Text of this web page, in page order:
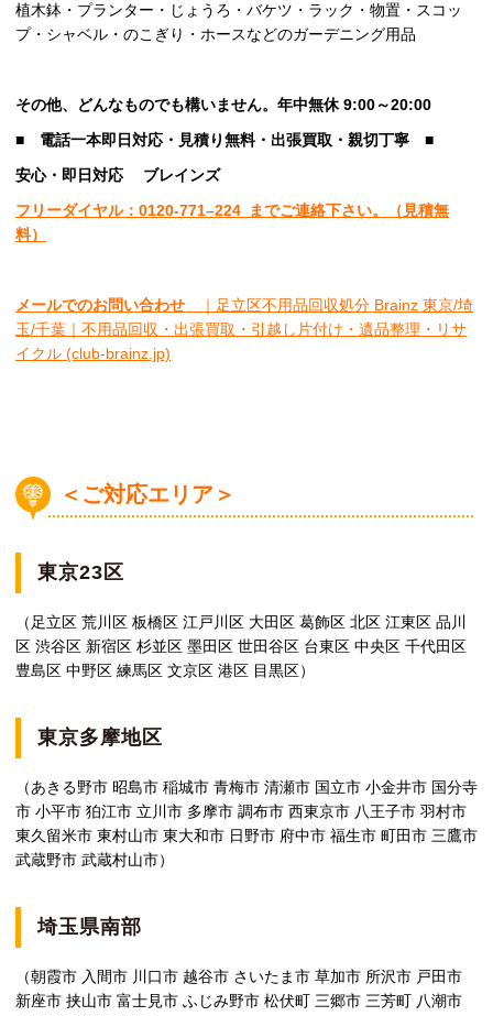
植木鉢・プランター・じょうろ・バケツ・ラック・物置・スコッ
プ・シャベル・のこぎり・ホースなどのガーデニング用品
その他、
どんなものでも構いません。年中無休 9:00～20:00
■ 電話一本即日対応・見積り無料・出張買取・親切丁寧 ■
安心・即日対応
ブレインズ
フリーダイヤル：0120-771–224 までご連絡下さい。
（見積無
料）
メールでのお問い合わせ
｜足立区不用品回収処分 Brainz 東京/埼
玉/千葉｜不用品回収・出張買取・引越し片付け・遺品整理・リサ
イクル (club-brainz.jp)
＜ご対応エリア＞
東京23区
（足立区 荒川区 板橋区 江戸川区 大田区 葛飾区 北区 江東区 品川
区 渋谷区 新宿区 杉並区 墨田区 世田谷区 台東区 中央区 千代田区
豊島区 中野区 練馬区 文京区 港区 目黒区）
東京多摩地区
（あきる野市 昭島市 稲城市 青梅市 清瀬市 国立市 小金井市 国分寺
市 小平市 狛江市 立川市 多摩市 調布市 西東京市 八王子市 羽村市
東久留米市 東村山市 東大和市 日野市 府中市 福生市 町田市 三鷹市
武蔵野市 武蔵村山市）
埼玉県南部
（朝霞市 入間市 川口市 越谷市 さいたま市 草加市 所沢市 戸田市
新座市 挟山市 富士見市 ふじみ野市 松伏町 三郷市 三芳町 八潮市